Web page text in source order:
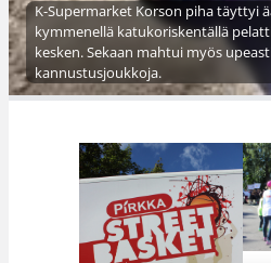
K-Supermarket Korson piha täyttyi
kymmenellä katukoriskentällä
kesken. Sekaan mahtui myös
kannustusjoukkoja.